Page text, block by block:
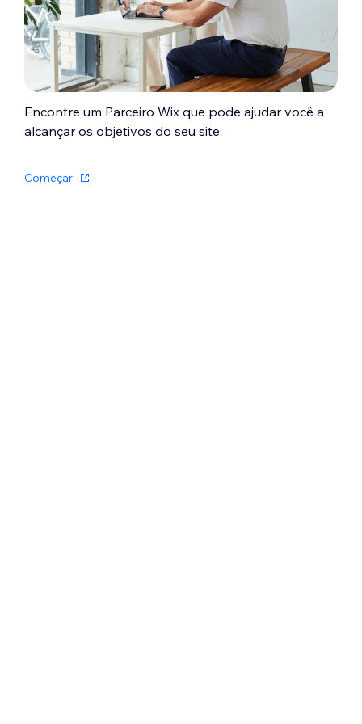
possa coletar e salvar essas informações
automaticamente.
Encontre um Parceiro Wix que pode ajudar você a
alcançar os objetivos do seu site.
Começar